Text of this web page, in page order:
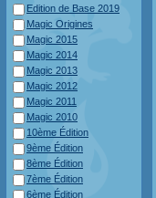
Edition de Base 2019
Magic Origines
Magic 2015
Magic 2014
Magic 2013
Magic 2012
Magic 2011
Magic 2010
10ème Édition
9ème Édition
8ème Édition
7ème Édition
6ème Édition